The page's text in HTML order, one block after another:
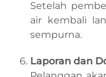
Setelah
air kembali
sempurna.
Laporan dan